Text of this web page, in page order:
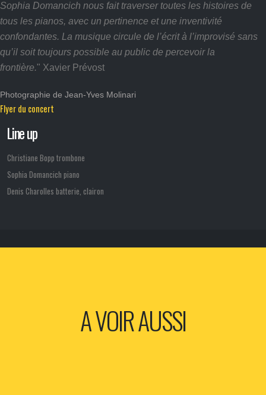
Sophia Domancich nous fait traverser toutes les histoires de
tous les pianos, avec un pertinence et une inventivité
confondantes. La musique circule de l’écrit à l’improvisé sans
qu’il soit toujours possible au public de percevoir la
frontière." Xavier Prévost
Photographie de Jean-Yves Molinari
Flyer du concert
Line up
Christiane Bopp trombone
Sophia Domancich piano
Denis Charolles batterie, clairon
A VOIR AUSSI